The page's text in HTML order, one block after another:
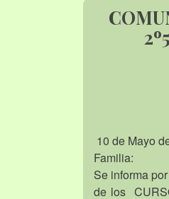
10 de Mayo
Familia:
Se informa
de los